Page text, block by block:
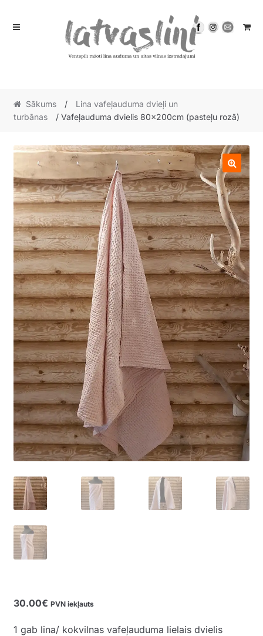
Skip
Skip
Sākums /
Lina vafeļauduma dvieļi un
turbānas
/ Vafeļauduma dvielis 80x200cm (pasteļu rozā)
🔍
30.00€ PVN iekļauts
1 gab lina/ kokvilnas vafeļauduma lielais dvielis